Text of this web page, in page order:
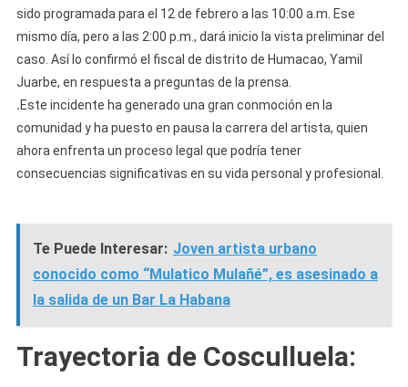
sido programada para el 12 de febrero a las 10:00 a.m. Ese
mismo día, pero a las 2:00 p.m., dará inicio la vista preliminar del
caso. Así lo confirmó el fiscal de distrito de Humacao, Yamil
Juarbe, en respuesta a preguntas de la prensa.
.Este incidente ha generado una gran conmoción en la
comunidad y ha puesto en pausa la carrera del artista, quien
ahora enfrenta un proceso legal que podría tener
consecuencias significativas en su vida personal y profesional.
Te Puede Interesar: Joven artista urbano
conocido como “Mulatico Mulañé”, es asesinado a
la salida de un Bar La Habana
Trayectoria de Cosculluela: